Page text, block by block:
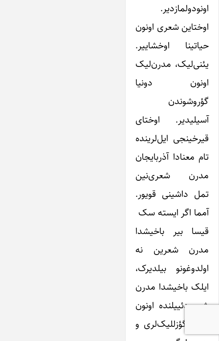
اونودولمازدیر.
اوختاین شعری اونون
حیاتینا اوخشاییر.
یئنی‌لیک، مدرن‌لیک
اونون دونیا
گؤروشوندن
آسیلیدیر. اوختای
قیرخینجی ایل‌لرینده
تام معنادا آذربایجان
مدرن شعری‌نین
تمل داشینی قویور.
آمما اگر ایسته سک
قیسا بیر باخیشدا
مدرن شعرین نه
اولدوغونو بیلدیرک،
ایلک باخیشدا مدرن
شعر دئییلنده اونون
فورما گؤزللیک‌لری و